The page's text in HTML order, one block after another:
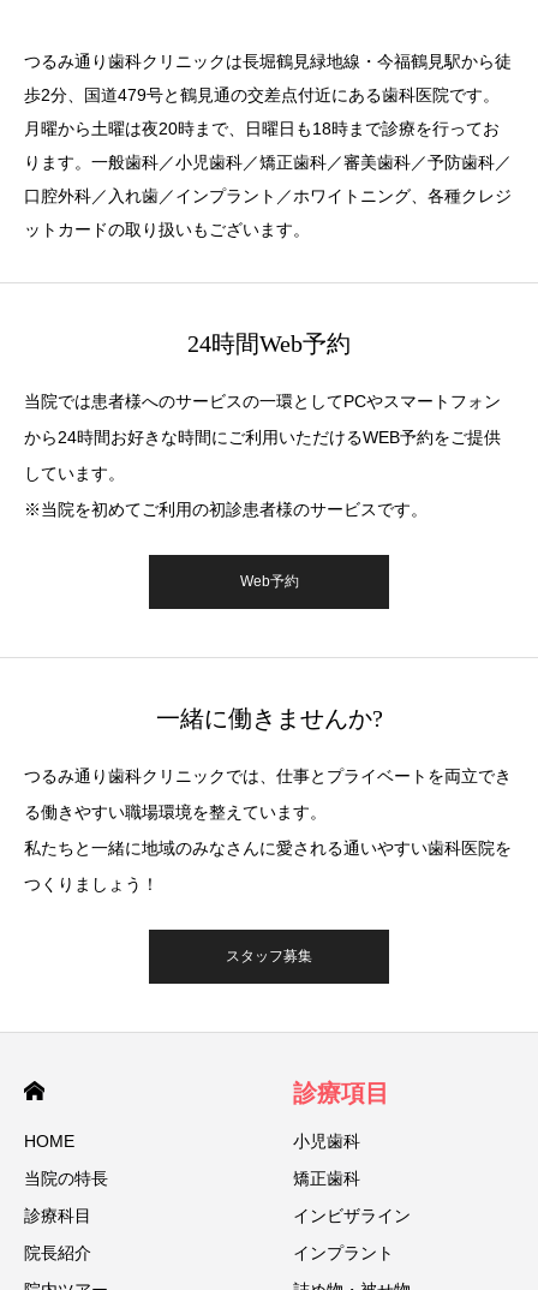
つるみ通り歯科クリニックは長堀鶴見緑地線・今福鶴見駅から徒
歩2分、国道479号と鶴見通の交差点付近にある歯科医院です。
月曜から土曜は夜20時まで、日曜日も18時まで診療を行ってお
ります。一般歯科／小児歯科／矯正歯科／審美歯科／予防歯科／
口腔外科／入れ歯／インプラント／ホワイトニング、各種クレジ
ットカードの取り扱いもございます。
24時間Web予約
当院では患者様へのサービスの一環としてPCやスマートフォン
から24時間お好きな時間にご利用いただけるWEB予約をご提供
しています。
※当院を初めてご利用の初診患者様のサービスです。
Web予約
一緒に働きませんか?
つるみ通り⻭科クリニックでは、仕事とプライベートを両立でき
る働きやすい職場環境を整えています。
私たちと一緒に地域のみなさんに愛される通いやすい⻭科医院を
つくりましょう！
スタッフ募集
HOME
当院の特⻑
診療科目
院⻑紹介
診療項目
小児歯科
矯正歯科
インビザライン
インプラント